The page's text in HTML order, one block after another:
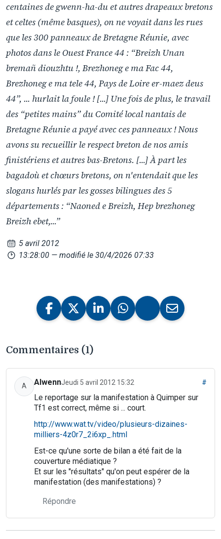
centaines de gwenn-ha-du et autres drapeaux bretons
et celtes (même basques), on ne voyait dans les rues
que les 300 panneaux de Bretagne Réunie, avec
photos dans le Ouest France 44 : “Breizh Unan
bremañ diouzhtu !, Brezhoneg e ma Fac 44,
Brezhoneg e ma tele 44, Pays de Loire er-maez deus
44”, ... hurlait la foule ! [...] Une fois de plus, le travail
des “petites mains” du Comité local nantais de
Bretagne Réunie a payé avec ces panneaux ! Nous
avons su recueillir le respect breton de nos amis
finistériens et autres bas-Bretons. [...] À part les
bagadoù et chœurs bretons, on n'entendait que les
slogans hurlés par les gosses bilingues des 5
départements : “Naoned e Breizh, Hep brezhoneg
Breizh ebet,...”
5 avril 2012
13:28:00 — modifié le 30/4/2026 07:33
Commentaires (1)
A AlwennJeudi 5 avril 2012 15:32 #
Le reportage sur la manifestation à Quimper sur
Tf1 est correct, même si ... court.
http://www.wat.tv/video/plusieurs-dizaines-
milliers-4z0r7_2i6xp_.html
Est-ce qu'une sorte de bilan a été fait de la
couverture médiatique ?
Et sur les "résultats" qu'on peut espérer de la
manifestation (des manifestations) ?
Répondre